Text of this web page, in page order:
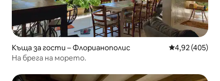
Къща за гости – Флорианополис Средна
4,92 (405)
На брега на морето.